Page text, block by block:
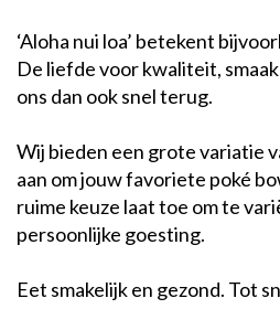
‘Aloha nui loa’ betekent
De liefde voor kwaliteit,
ons dan ook snel terug.
Wij bieden een grote variatie
aan om jouw favoriete poké
ruime keuze laat toe om te
persoonlijke goesting.
Eet smakelijk en gezond. Tot